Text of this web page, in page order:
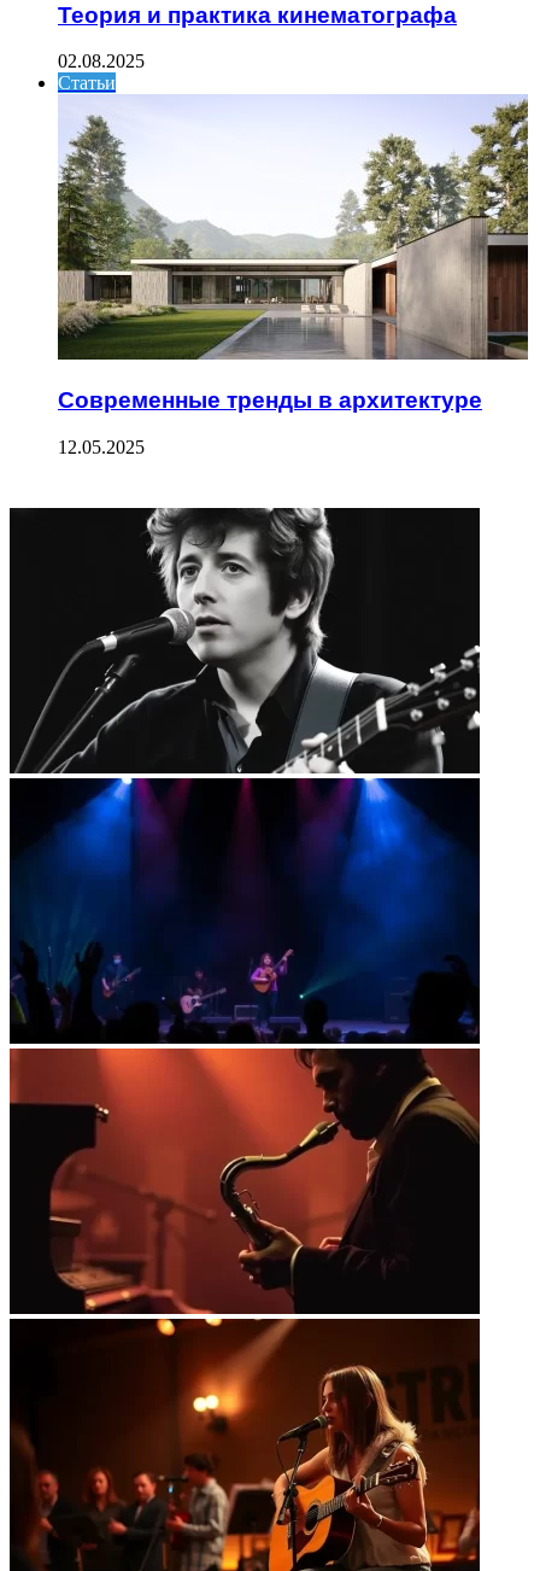
Теория и практика кинематографа
02.08.2025
Статьи
Современные тренды в архитектуре
12.05.2025